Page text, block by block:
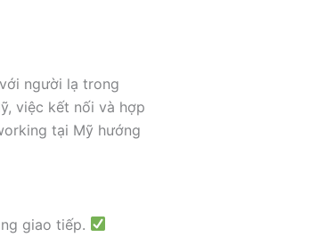
người lạ trong
việc kết nối và hợp
tại Mỹ hướng
giao tiếp.